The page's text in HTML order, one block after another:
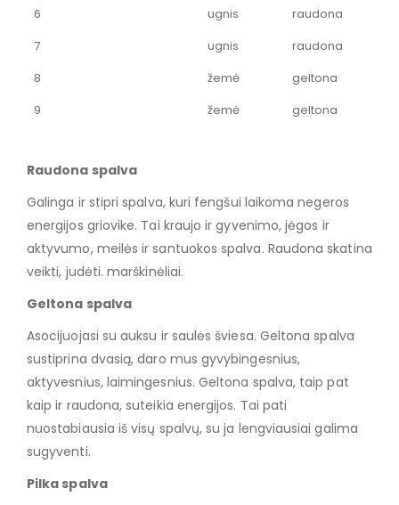
6
ugnis
raudona
7
ugnis
raudona
8
žemė
geltona
9
žemė geltona
Raudona spalva
Galinga ir stipri spalva, kuri fengšui laikoma negeros
energijos griovike. Tai kraujo ir gyvenimo, jėgos ir
aktyvumo, meilės ir santuokos spalva. Raudona skatina
veikti, judėti. marškinėliai.
Geltona spalva
Asocijuojasi su auksu ir saulės šviesa. Geltona spalva
sustiprina dvasią, daro mus gyvybingesnius,
aktyvesnius, laimingesnius. Geltona spalva, taip pat
kaip ir raudona, suteikia energijos. Tai pati
nuostabiausia iš visų spalvų, su ja lengviausiai galima
sugyventi.
Pilka spalva